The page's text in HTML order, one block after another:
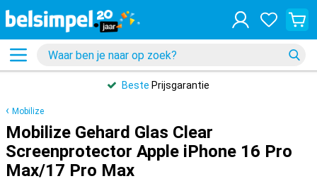
Beste Prijsgarantie
Mobilize
Mobilize Gehard Glas Clear
Screenprotector Apple iPhone 16 Pro
Max/17 Pro Max